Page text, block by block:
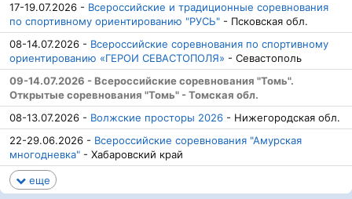
17-19.07.2026 - Всероссийские и традиционные соревнования
по спортивному ориентированию "РУСЬ" - Псковская обл.
08-14.07.2026 - Всероссийские соревнования по спортивному
ориентированию «ГЕРОИ СЕВАСТОПОЛЯ» - Севастополь
09-14.07.2026 - Всероссийские соревнования "Томь".
Открытые соревнования "Томь" - Томская обл.
08-13.07.2026 - Волжские просторы 2026 - Нижегородская обл.
22-29.06.2026 - Всероссийские соревнования "Амурская
многодневка" - Хабаровский край
еще